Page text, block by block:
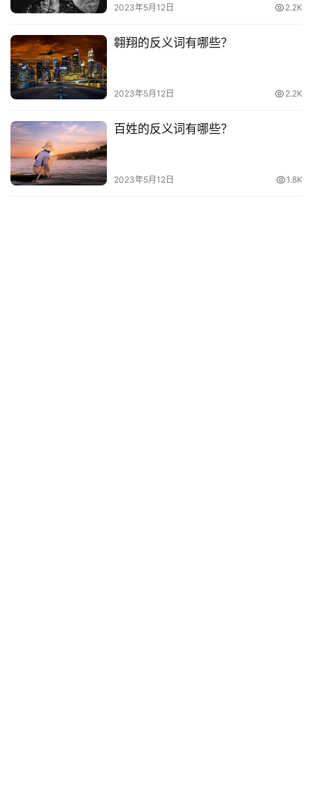
2023年5月12日 2.2K
翱翔的反义词有哪些？
2023年5月12日 2.2K
百姓的反义词有哪些？
2023年5月12日 1.8K